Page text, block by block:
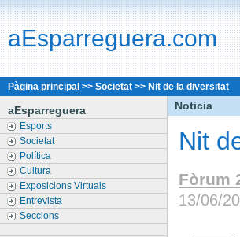
aEsparreguera.com
Pàgina principal >> Societat >> Nit de la diversitat
aEsparreguera
Esports
Societat
Política
Cultura
Exposicions Virtuals
Entrevista
Seccions
Noticia
Nit
Fòrum
13/06/